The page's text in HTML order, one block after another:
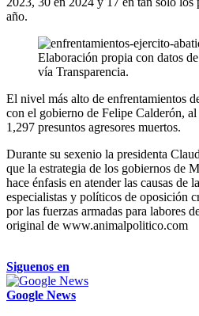
año.
Elaboración propia con datos
vía Transparencia.
El nivel más alto de enfrentamientos
con el gobierno de Felipe Calderón,
1,297 presuntos agresores muertos.
Durante su sexenio la presidenta
que la estrategia de los gobiernos de
hace énfasis en atender las causas de
especialistas y políticos de oposición
por las fuerzas armadas para labores
original de www.animalpolitico.com
Siguenos en
Google News